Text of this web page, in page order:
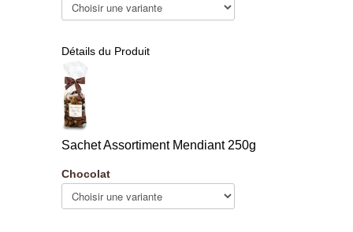
Détails du Produit
Sachet Assortiment Mendiant 250g
Chocolat